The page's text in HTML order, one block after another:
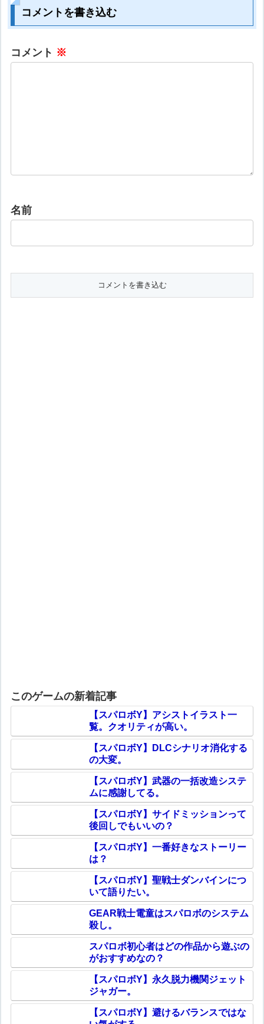
コメントを書き込む
コメント ※
名前
このゲームの新着記事
【スパロボY】アシストイラスト一
覧。クオリティが高い。
【スパロボY】DLCシナリオ消化する
の大変。
【スパロボY】武器の一括改造システ
ムに感謝してる。
【スパロボY】サイドミッションって
後回しでもいいの？
【スパロボY】一番好きなストーリー
は？
【スパロボY】聖戦士ダンバインにつ
いて語りたい。
GEAR戦士電童はスパロボのシステム
殺し。
スパロボ初心者はどの作品から遊ぶの
がおすすめなの？
【スパロボY】永久脱力機関ジェット
ジャガー。
【スパロボY】避けるバランスではな